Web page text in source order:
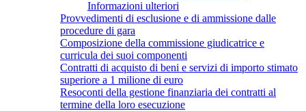
Informazioni ulteriori
Provvedimenti di esclusione e di ammissione dalle
procedure di gara
Composizione della commissione giudicatrice e
curricula dei suoi componenti
Contratti di acquisto di beni e servizi di importo stimato
superiore a 1 milione di euro
Resoconti della gestione finanziaria dei contratti al
termine della loro esecuzione